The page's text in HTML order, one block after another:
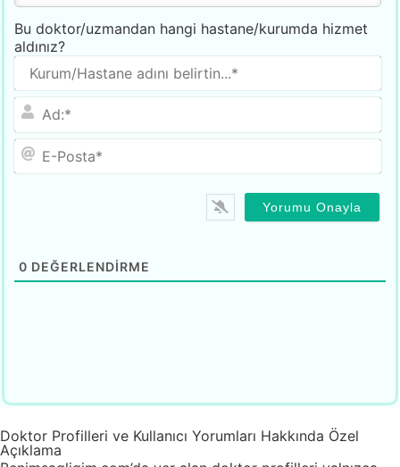
Bu doktor/uzmandan hangi hastane/kurumda hizmet
aldınız?
E-
0 DEĞERLENDIRME
Doktor Profilleri ve Kullanıcı Yorumları Hakkında Özel
Açıklama